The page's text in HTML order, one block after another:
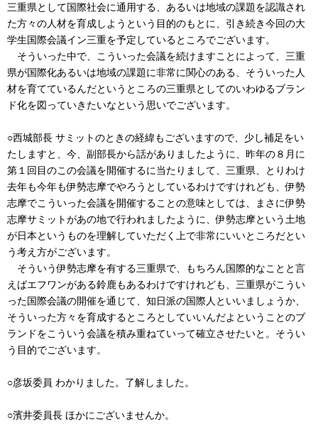
三重県として国際社会に通用する、あるいは地域の課題を認識され
た方々の人材を育成しようという目的のもとに、引き続き今回の大
学生国際会議イン三重を予定しているところでございます。
そういった中で、こういった会議を続けますことによって、三重
県が国際化あるいは地域の課題に非常に関心のある、そういった人
材を育てているんだというところの三重県としてのいわゆるブラン
ド化を図っていきたいなという思いでございます。
○西城部長 サミットのときの経緯もございますので、少し補足をい
たしますと、今、副部長から話がありましたように、昨年の８月に
第１回目のこの会議を開催するに当たりまして、三重県、とりわけ
去年も今年も伊勢志摩でやろうとしているわけですけれども、伊勢
志摩でこういった会議を開催することの意味としては、まさに伊勢
志摩サミットがあの地で行われましたように、伊勢志摩という土地
が日本というものを理解していただく上で非常にいいところだとい
う考え方がございます。
そういう伊勢志摩を有する三重県で、もちろん国際的なことと言
えばエフワンがある鈴鹿もあるわけですけれども、三重県がこうい
った国際会議の開催を通じて、知日派の国際人といいましょうか、
そういった方々を育成するところとしていいんだよということのブ
ランドをこういう会議を積み重ねていって確立させたいと。そうい
う目的でございます。
○彦坂委員 わかりました。了解しました。
○濱井委員長 ほかにございませんか。